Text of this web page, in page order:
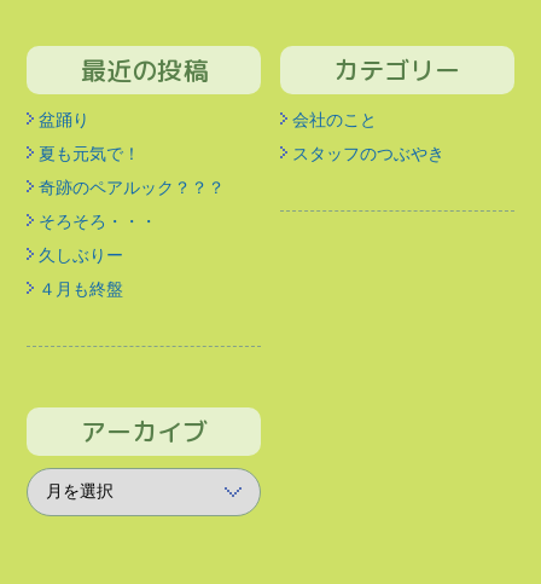
最近の投稿
盆踊り
夏も元気で！
奇跡のペアルック？？？
そろそろ・・・
久しぶりー
４月も終盤
カテゴリー
会社のこと
スタッフのつぶやき
アーカイブ